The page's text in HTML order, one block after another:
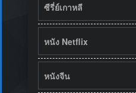
ซีรี่ย์เกาหลี
หนัง Netflix
หนังจีน